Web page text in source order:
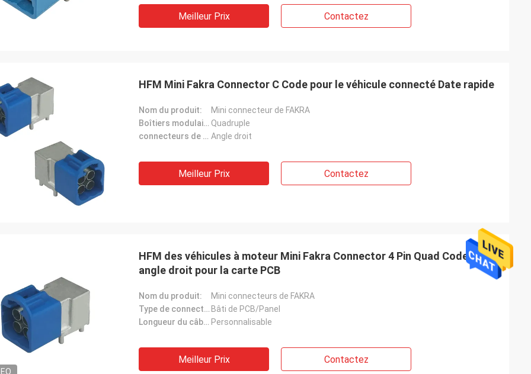
Meilleur Prix Contactez
HFM Mini Fakra Connector C Code pour le véhicule connecté Date rapide
Nom du produit:
Mini connecteur de FAKRA
Boîtiers modulaires: Quadruple
connecteurs de PCB: Angle droit
Meilleur Prix Contactez
HFM des véhicules à moteur Mini Fakra Connector 4 Pin Quad Code C à
angle droit pour la carte PCB
Nom du produit:
Mini connecteurs de FAKRA
Type de connecteur: Bâti de PCB/Panel
Longueur du câble: Personnalisable
Meilleur Prix Contactez